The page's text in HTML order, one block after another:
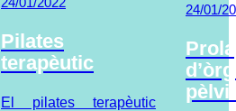
Pilates
terapèutic
El pilates terapèutic
24/01/